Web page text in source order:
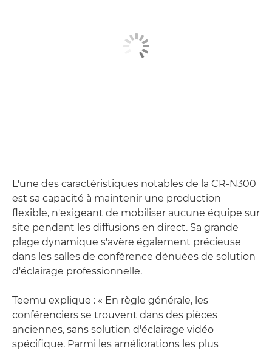
L'une des caractéristiques notables de la CR-N300
est sa capacité à maintenir une production
flexible, n'exigeant de mobiliser aucune équipe sur
site pendant les diffusions en direct. Sa grande
plage dynamique s'avère également précieuse
dans les salles de conférence dénuées de solution
d'éclairage professionnelle.
Teemu explique : « En règle générale, les
conférenciers se trouvent dans des pièces
anciennes, sans solution d'éclairage vidéo
spécifique. Parmi les améliorations les plus